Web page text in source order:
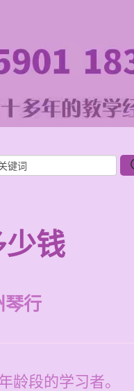
钱
琴行
龄段的学习者。